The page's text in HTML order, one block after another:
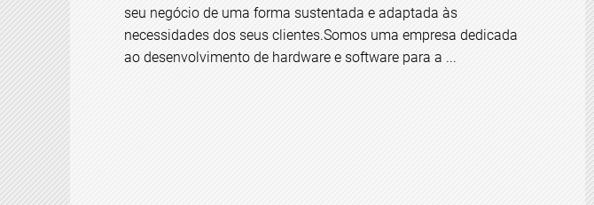
seu negócio de uma forma sustentada e adaptada às
necessidades dos seus clientes.Somos uma empresa dedicada
ao desenvolvimento de hardware e software para a ...